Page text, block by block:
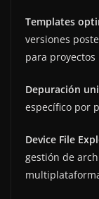
Templates
versiones
para
Depuración
específico por
Device File
gestión de